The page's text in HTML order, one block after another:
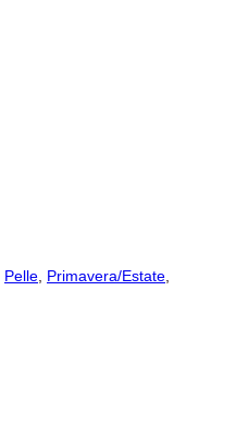
Pelle, Primavera/Estate,